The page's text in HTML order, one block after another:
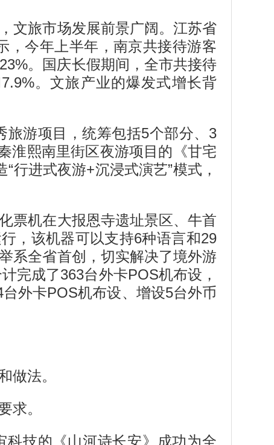
文旅市场发展前景广阔。江苏省
，今年上半年，南京共接待游客
。国庆长假期间，全市共接待
。文旅产业的爆发式增长背
旅游项目，统筹包括5个部分、3
淮熙南里街区夜游项目的《甘宅
行进式夜游+沉浸式演艺”模式，
票机在大报恩寺遗址景区、牛首
，该机器可以支持6种语言和29
系全省首创，切实解决了境外游
完成了363台外卡POS机布设，
外卡POS机布设、增设5台外币
做法。
求。
科技的《山河诗长安》成功为全